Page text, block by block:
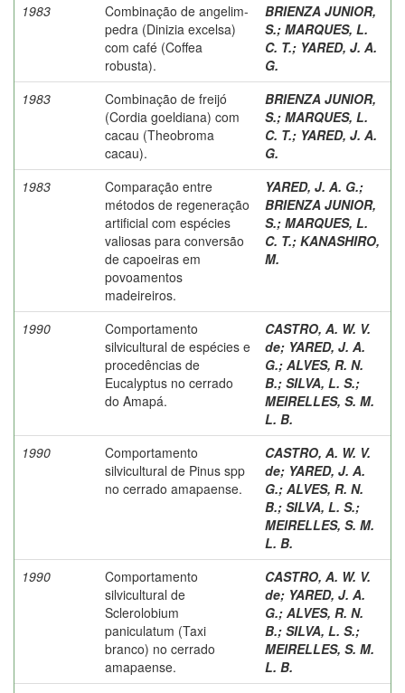
1983
Combinação de angelim-
pedra (Dinizia excelsa)
com café (Coffea
robusta).
BRIENZA JUNIOR,
S.; MARQUES, L.
C. T.; YARED, J. A.
G.
1983
Combinação de freijó
(Cordia goeldiana) com
cacau (Theobroma
cacau).
BRIENZA JUNIOR,
S.; MARQUES, L.
C. T.; YARED, J. A.
G.
1983
Comparação entre
métodos de regeneração
artificial com espécies
valiosas para conversão
de capoeiras em
povoamentos
madeireiros.
YARED, J. A. G.;
BRIENZA JUNIOR,
S.; MARQUES, L.
C. T.; KANASHIRO,
M.
1990
Comportamento
silvicultural de espécies e
procedências de
Eucalyptus no cerrado
do Amapá.
CASTRO, A. W. V.
de; YARED, J. A.
G.; ALVES, R. N.
B.; SILVA, L. S.;
MEIRELLES, S. M.
L. B.
1990
Comportamento
silvicultural de Pinus spp
no cerrado amapaense.
CASTRO, A. W. V.
de; YARED, J. A.
G.; ALVES, R. N.
B.; SILVA, L. S.;
MEIRELLES, S. M.
L. B.
1990
Comportamento
silvicultural de
Sclerolobium
paniculatum (Taxi
branco) no cerrado
amapaense.
CASTRO, A. W. V.
de; YARED, J. A.
G.; ALVES, R. N.
B.; SILVA, L. S.;
MEIRELLES, S. M.
L. B.